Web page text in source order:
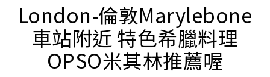
London-倫敦Marylebone
車站附近 特色希臘料理
OPSO米其林推薦喔